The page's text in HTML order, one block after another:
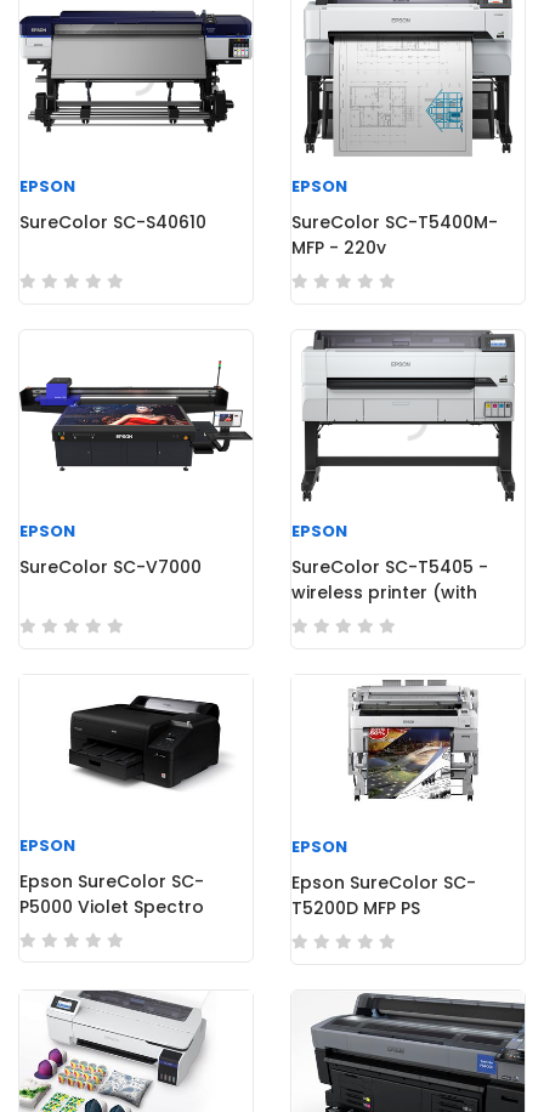
EPSON
SureColor SC-S40610
EPSON
SureColor SC-T5400M-
MFP - 220v
EPSON
SureColor SC-V7000
EPSON
SureColor SC-T5405 -
wireless printer (with
stand)
EPSON
Epson SureColor SC-
P5000 Violet Spectro
EPSON
Epson SureColor SC-
T5200D MFP PS